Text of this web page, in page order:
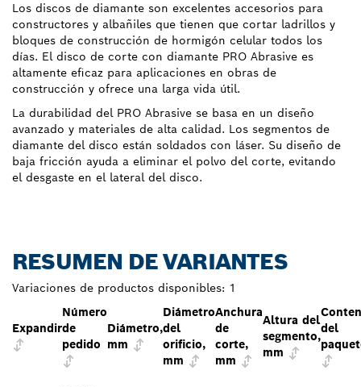
Los discos de diamante son excelentes accesorios para
constructores y albañiles que tienen que cortar ladrillos y
bloques de construcción de hormigón celular todos los
días. El disco de corte con diamante PRO Abrasive es
altamente eficaz para aplicaciones en obras de
construcción y ofrece una larga vida útil.
La durabilidad del PRO Abrasive se basa en un diseño
avanzado y materiales de alta calidad. Los segmentos de
diamante del disco están soldados con láser. Su diseño de
baja fricción ayuda a eliminar el polvo del corte, evitando
el desgaste en el lateral del disco.
RESUMEN DE VARIANTES
Variaciones de productos disponibles: 1
Expandir
Número
de
pedido
Diámetro,
mm
Diámetro
del
orificio,
mm
Anchura
de
corte,
mm
Altura del
segmento,
mm
del